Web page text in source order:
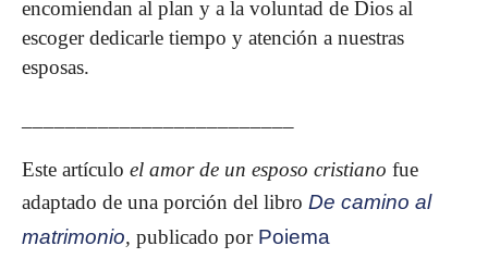
encomiendan al plan y a la voluntad de Dios al
escoger dedicarle tiempo y atención a nuestras
esposas.
Este artículo el amor de un esposo cristiano fue
adaptado de una porción del libro De camino al
matrimonio, publicado por Poiema